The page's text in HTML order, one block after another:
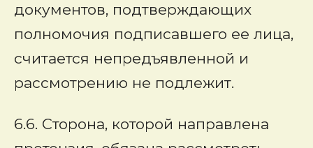
документов, подтверждающих
полномочия подписавшего ее лица,
считается непредъявленной и
рассмотрению не подлежит.
6.6. Сторона, которой направлена